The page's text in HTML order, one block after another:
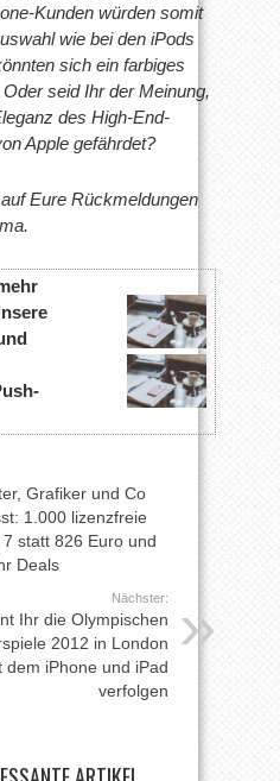
Kunden würden somit
wie bei den iPods
sich ein farbiges
seid Ihr der Meinung,
des High-End-
Apple gefährdet?
Eure Rückmeldungen
Grafiker und Co
1.000 lizenzfreie
statt 826 Euro und
Deals
Nächster:
Ihr die Olympischen
2012 in London
dem iPhone und iPad
verfolgen